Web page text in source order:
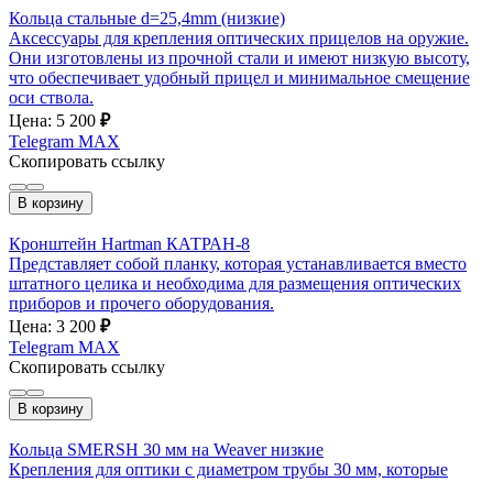
Кольца стальные d=25,4mm (низкие)
Аксессуары для крепления оптических прицелов на оружие.
Они изготовлены из прочной стали и имеют низкую высоту,
что обеспечивает удобный прицел и минимальное смещение
оси ствола.
Цена: 5 200 ₽
Telegram MAX
Скопировать ссылку
В корзину
Кронштейн Hartman КАТРАН-8
Представляет собой планку, которая устанавливается вместо
штатного целика и необходима для размещения оптических
приборов и прочего оборудования.
Цена: 3 200 ₽
Telegram MAX
Скопировать ссылку
В корзину
Кольца SMERSH 30 мм на Weaver низкие
Крепления для оптики с диаметром трубы 30 мм, которые